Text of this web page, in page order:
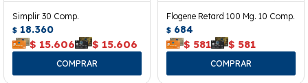
Simplir 30 Comp.
$ 18.360
$ 15.606 $ 15.606
Flogene Retard 100 Mg. 10 Comp.
$ 684
$ 581 $ 581